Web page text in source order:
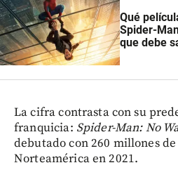
Qué
Spider-
que debe
La cifra contrasta con su
franquicia: Spider-Man: No
debutado con 260 millones
Norteamérica en 2021.